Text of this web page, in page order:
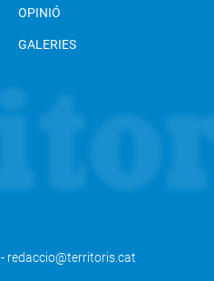
OPINIÓ
GALERIES
redaccio@territoris.cat